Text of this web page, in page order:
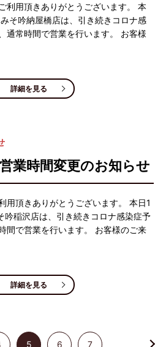
利用頂きありがとうございます。 本
そ吟納屋橋店は、引き続きコロナ感
通常時間で営業を行います。 お客様
詳細を見る
業時間変更のお知らせ
用頂きありがとうございます。 本日1
吟稲沢店は、引き続きコロナ感染症予
間で営業を行います。 お客様のご来
詳細を見る
5 6 7